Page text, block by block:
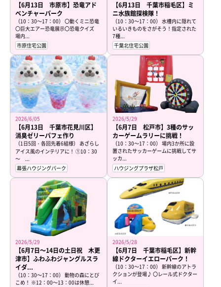
【6月13日 市原市】恐竜アド
ベンチャーパーク
（10：30～17：00） 〇動くミニ恐竜
〇巨大エアー恐竜展示〇恐竜クイズ
場内...
市原住宅公園
【6月13日 千葉市稲毛区】ミ
ニ水族館探検隊！
（10：30～17：00） 水槽内に隠れて
いるいきものをさがそう！指定された
7種...
千葉北住宅公園
2026/6/05
【6月13日 千葉市花見川区】
消臭ゼリーパフェ作り
（1日5回・各回先着6組様） あざらし
アイス風のインテリアに！ ①10：30
～ ...
幕張ハウジングパーク
2026/5/29
【6月7日 松戸市】3種のサッ
カーゲームラリーに挑戦！
（10：30～17：00） 場内3か所に設
置されたサッカーゲームに挑戦してサ
ッカ...
ハウジングプラザ松戸
2026/5/29
【6月7日～14日の土日祝 木更
津市】ふわふわジャングルスラ
イダ...
（10：30～17：00） 動物の森にとび
こめ！ ※12：00～13：00は休憩...
2026/5/28
【6月7日 千葉市稲毛区】新幹
線ドクターイエローパーク！
（10：30～17：00） 新幹線のアトラ
クションが登場♪ 〇レール式ドクター
イ...